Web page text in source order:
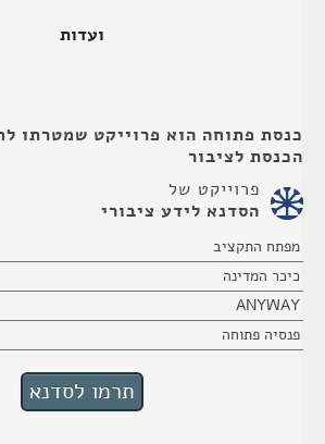
ועדות
כנסת פתוחה הוא פרוייקט שמטרתו
הכנסת לציבור
פרוייקט של
הסדנא לידע ציבורי
מפתח התקציב
כיכר המדינה
ANYWAY
פנסיה פתוחה